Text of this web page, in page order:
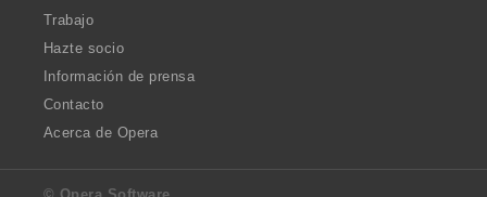
Trabajo
Hazte socio
Información de prensa
Contacto
Acerca de Opera